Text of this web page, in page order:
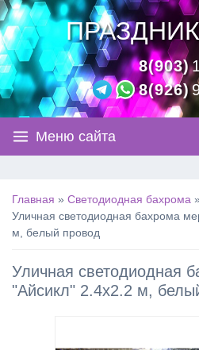
8(903)
8(926)
Меню сайта
Главная » Светодиодная бахрома »
Уличная светодиодная бахрома
м, белый провод
Уличная светодиодная
"Айсикл" 2.4х2.2 м,